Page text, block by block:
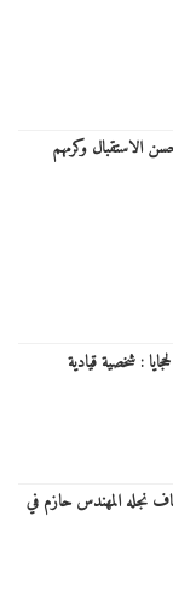
الاستقبال وكرمهم
: شخصية قيادية
نجله المهندس حازم في